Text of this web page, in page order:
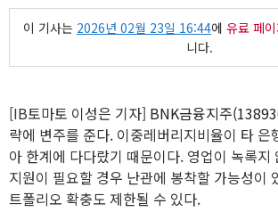
이 기사는 2026년 02월 23일 16:44에 유료 페이
니다.
[IB토마토 이성은 기자] BNK금융지주
략에 변주를 준다. 이중레버리지비율이 타 은
아 한계에 다다랐기 때문이다. 영업이 녹록지
지원이 필요할 경우 난관에 봉착할 가능성이
트폴리오 확충도 제한될 수 있다.